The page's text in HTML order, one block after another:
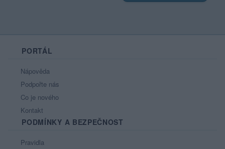
PORTÁL
Nápověda
Podpořte nás
Co je nového
Kontakt
PODMÍNKY A BEZPEČNOST
Pravidla